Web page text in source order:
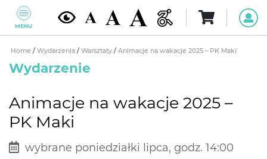
MENU
Home / Wydarzenia / Warsztaty / Animacje na wakacje 2025 – PK Maki
Wydarzenie
Animacje na wakacje 2025 –
PK Maki
wybrane poniedziałki lipca, godz. 14:00